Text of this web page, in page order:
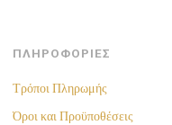
ΠΛΗΡΟΦΟΡΙΕΣ
Τρόποι Πληρωμής
Όροι και Προϋποθέσεις